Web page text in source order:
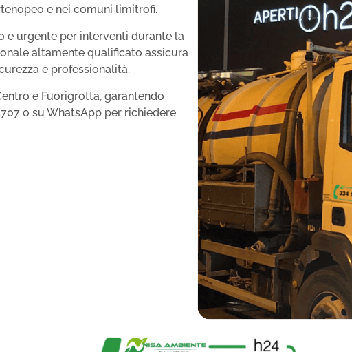
e nei comuni limitrofi.
e urgente per interventi durante la
altamente qualificato assicura
e professionalità.
e Fuorigrotta, garantendo
o su WhatsApp per richiedere